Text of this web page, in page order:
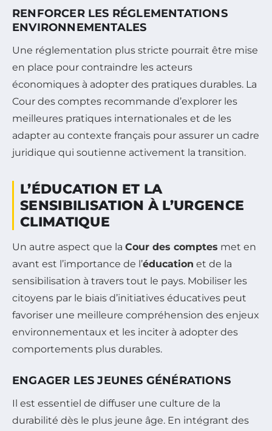
RENFORCER LES RÉGLEMENTATIONS
ENVIRONNEMENTALES
Une réglementation plus stricte pourrait être mise
en place pour contraindre les acteurs
économiques à adopter des pratiques durables. La
Cour des comptes recommande d’explorer les
meilleures pratiques internationales et de les
adapter au contexte français pour assurer un cadre
juridique qui soutienne activement la transition.
L’ÉDUCATION ET LA
SENSIBILISATION À L’URGENCE
CLIMATIQUE
Un autre aspect que la Cour des comptes met en
avant est l’importance de l’éducation et de la
sensibilisation à travers tout le pays. Mobiliser les
citoyens par le biais d’initiatives éducatives peut
favoriser une meilleure compréhension des enjeux
environnementaux et les inciter à adopter des
comportements plus durables.
ENGAGER LES JEUNES GÉNÉRATIONS
Il est essentiel de diffuser une culture de la
durabilité dès le plus jeune âge. En intégrant des